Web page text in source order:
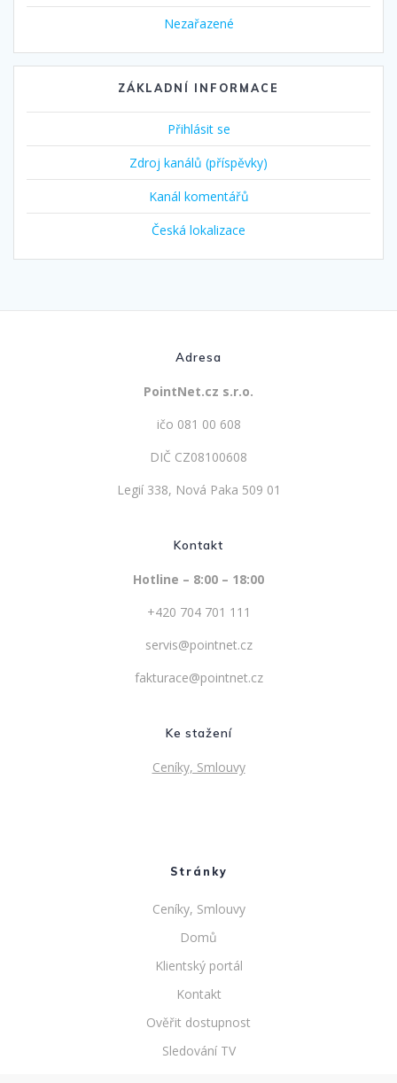
Nezařazené
ZÁKLADNÍ INFORMACE
Přihlásit se
Zdroj kanálů (příspěvky)
Kanál komentářů
Česká lokalizace
Adresa
PointNet.cz s.r.o.
ičo 081 00 608
DIČ CZ08100608
Legií 338, Nová Paka 509 01
Kontakt
Hotline – 8:00 – 18:00
+420 704 701 111
servis@pointnet.cz
fakturace@pointnet.cz
Ke stažení
Ceníky, Smlouvy
Stránky
Ceníky, Smlouvy
Domů
Klientský portál
Kontakt
Ověřit dostupnost
Sledování TV